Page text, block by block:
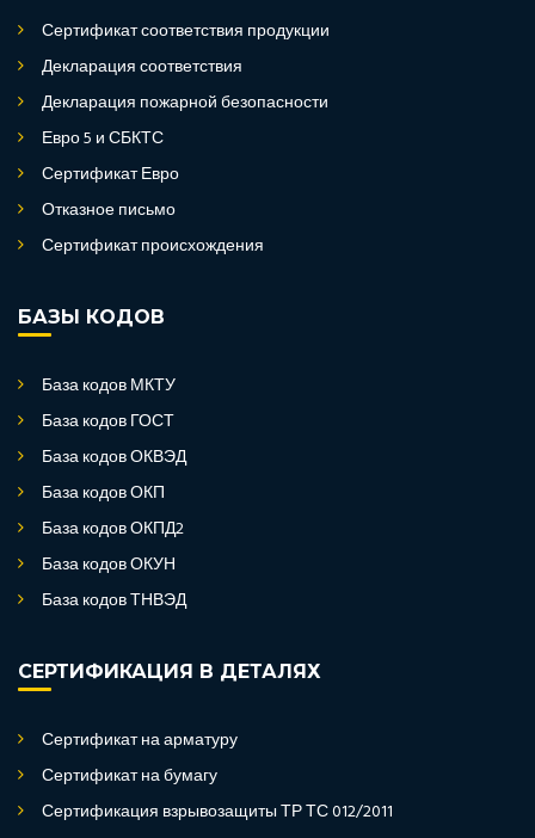
Сертификат соответствия продукции
Декларация соответствия
Декларация пожарной безопасности
Евро 5 и СБКТС
Сертификат Евро
Отказное письмо
Сертификат происхождения
БАЗЫ КОДОВ
База кодов МКТУ
База кодов ГОСТ
База кодов ОКВЭД
База кодов ОКП
База кодов ОКПД2
База кодов ОКУН
База кодов ТНВЭД
СЕРТИФИКАЦИЯ В ДЕТАЛЯХ
Сертификат на арматуру
Сертификат на бумагу
Сертификация взрывозащиты ТР ТС 012/2011